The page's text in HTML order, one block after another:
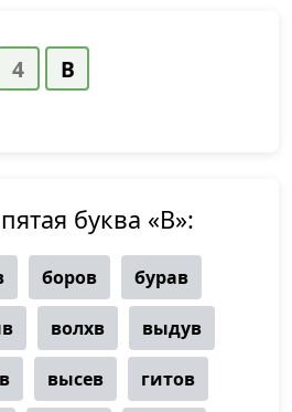
буква «В»:
боров бурав
волхв выдув
высев гитов